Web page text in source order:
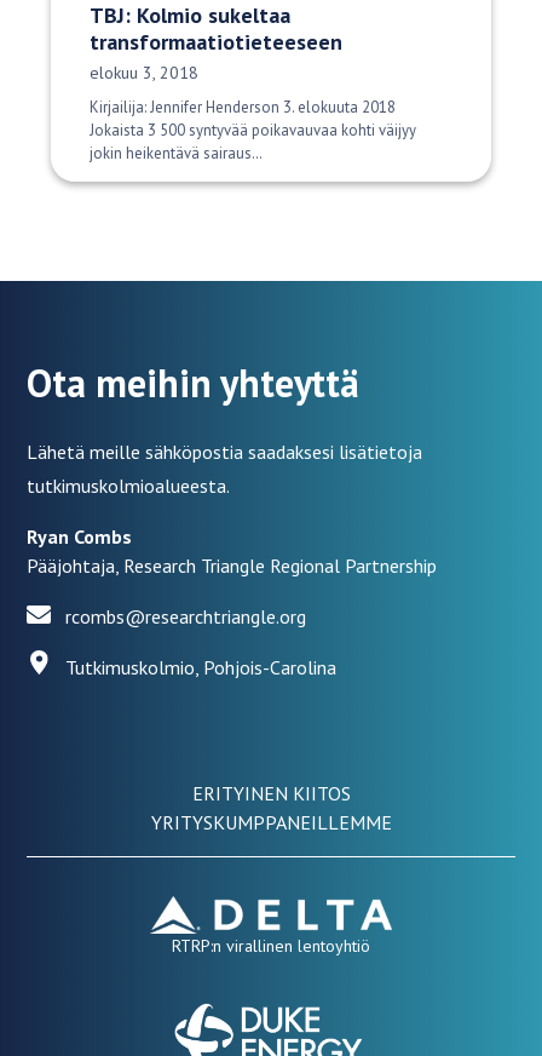
TBJ: Kolmio sukeltaa
transformaatiotieteeseen
Julkaisupäivä:
elokuu 3, 2018
Kirjailija: Jennifer Henderson 3. elokuuta 2018
Jokaista 3 500 syntyvää poikavauvaa kohti väijyy
jokin heikentävä sairaus…
Ota meihin yhteyttä
Lähetä meille sähköpostia saadaksesi lisätietoja
tutkimuskolmioalueesta.
Ryan Combs
Pääjohtaja, Research Triangle Regional Partnership
rcombs@researchtriangle.org
Tutkimuskolmio, Pohjois-Carolina
ERITYINEN KIITOS
YRITYSKUMPPANEILLEMME
RTRP:n virallinen lentoyhtiö